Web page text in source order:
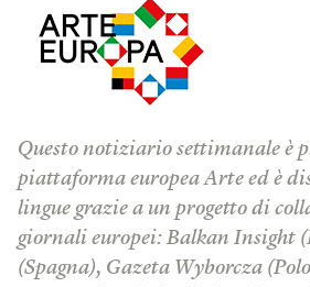
Questo notiziario settimanale è
piattaforma europea Arte ed è
lingue grazie a un progetto di
giornali europei: Balkan Insight
(Spagna), Gazeta Wyborcza